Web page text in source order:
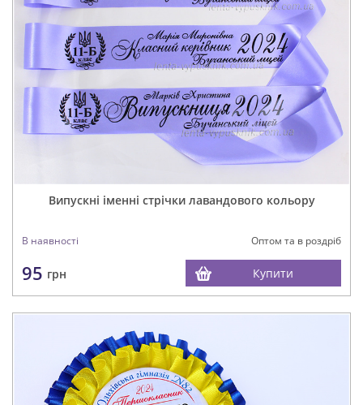
Випускні іменні стрічки лавандового кольору
В наявності Оптом та в роздріб
95 грн Купити